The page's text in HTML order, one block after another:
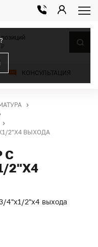
КОНСУЛЬТАЦИЯ
2"Х4 ВЫХОДА
С
2"Х4